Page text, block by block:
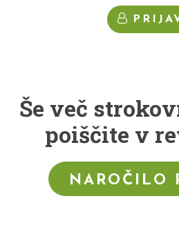
Še več
poiščite v
NAROČILO